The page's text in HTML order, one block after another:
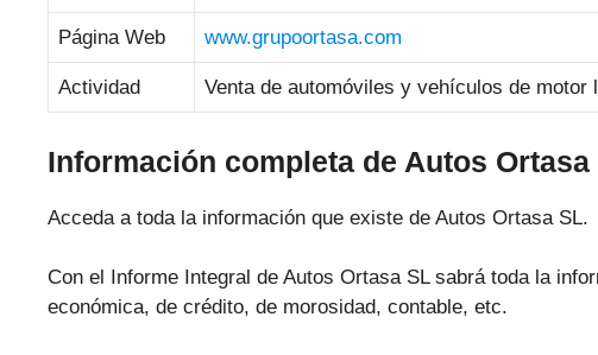
Página Web www.grupoortasa.com
Actividad Venta de automóviles y vehículos de motor
Información completa de Autos Ortasa
Acceda a toda la información que existe de Autos Ortasa SL.
Con el Informe Integral de Autos Ortasa SL sabrá toda la
económica, de crédito, de morosidad, contable, etc.